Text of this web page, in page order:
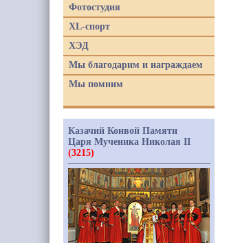
Фотостудия
XL-спорт
ХЭД
Мы благодарим и награждаем
Мы помним
Казачий Конвой Памяти
Царя Мученика Николая II
(3215)